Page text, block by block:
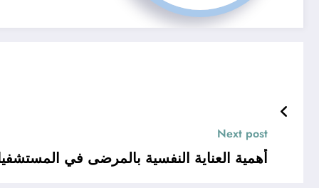
Next post
أهمية العناية النفسية بالمرضى في